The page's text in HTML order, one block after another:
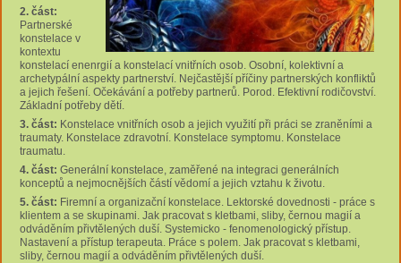
2. část:
Partnerské
konstelace v
kontextu
konstelací enenrgií a konstelací vnitřních osob. Osobní, kolektivní a
archetypální aspekty partnerství. Nejčastější příčiny partnerských konfliktů
a jejich řešení. Očekávání a potřeby partnerů. Porod. Efektivní rodičovství.
Základní potřeby dětí.
3. část: Konstelace vnitřních osob a jejich využití při práci se zraněními a
traumaty. Konstelace zdravotní. Konstelace symptomu. Konstelace
traumatu.
4. část: Generální konstelace, zaměřené na integraci generálních
konceptů a nejmocnějších částí vědomí a jejich vztahu k životu.
5. část: Firemní a organizační konstelace. Lektorské dovednosti - práce s
klientem a se skupinami. Jak pracovat s kletbami, sliby, černou magií a
odváděním přivtělených duší. Systemicko - fenomenologický přístup.
Nastavení a přístup terapeuta. Práce s polem. Jak pracovat s kletbami,
sliby, černou magií a odváděním přivtělených duší.